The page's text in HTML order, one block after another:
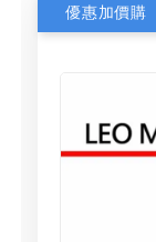
優惠加價購